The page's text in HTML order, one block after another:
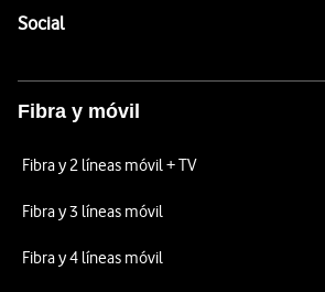
SocialEnlaces a las redes sociales de
Fibra y móvil
Fibra y 2 líneas móvil + TV
Fibra y 3 líneas móvil
Fibra y 4 líneas móvil